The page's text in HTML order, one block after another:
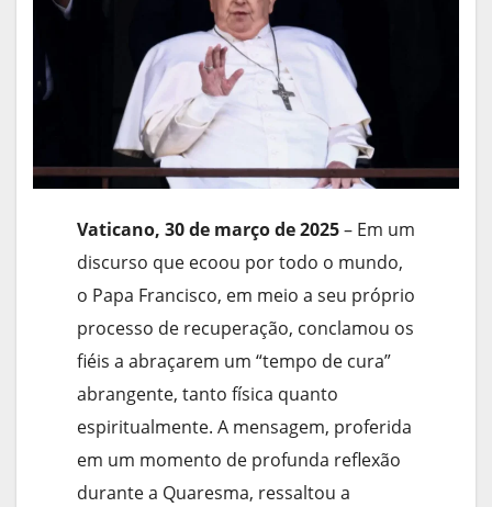
Vaticano, 30 de março de 2025– Em um
discurso que ecoou por todo o mundo,
o Papa Francisco, em meio a seu próprio
processo de recuperação, conclamou os
fiéis a abraçarem um “tempo de cura”
abrangente, tanto física quanto
espiritualmente. A mensagem, proferida
em um momento de profunda reflexão
durante a Quaresma, ressaltou a